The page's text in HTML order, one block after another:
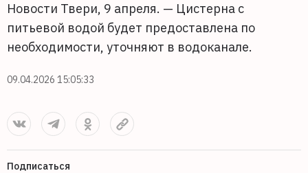
Новости Твери, 9 апреля. — Цистерна с
питьевой водой будет предоставлена по
необходимости, уточняют в водоканале.
09.04.2026 15:05:33
Подписаться